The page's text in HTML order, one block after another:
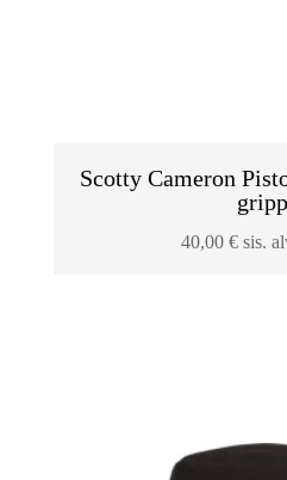
Scotty Cameron
40,00€ sis.